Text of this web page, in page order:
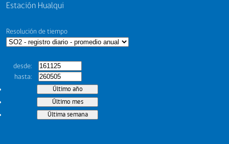
Estación Hualqui
Resolución de tiempo
desde
hasta